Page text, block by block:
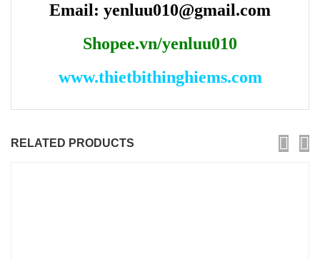
Email: yenluu010@gmail.com
Shopee.vn/yenluu010
www.thietbithinghiems.com
RELATED PRODUCTS